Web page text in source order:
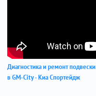
Диагностика и ремонт подвески
в GM-City - Киа Спортейдж